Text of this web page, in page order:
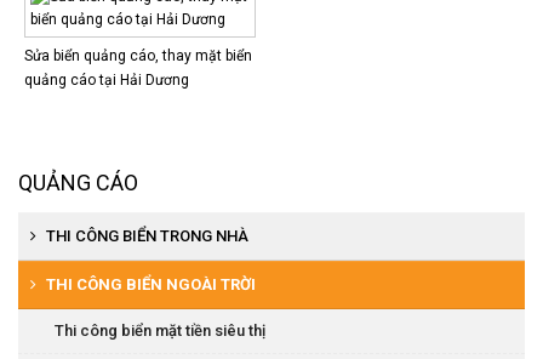
Sửa biển quảng cáo, thay mặt biển
quảng cáo tại Hải Dương
QUẢNG CÁO
THI CÔNG BIỂN TRONG NHÀ
Thi công biển siêu thị
Thi công kệ trưng bày
THI CÔNG BIỂN NGOÀI TRỜI
Thi công biển mặt tiền siêu thị